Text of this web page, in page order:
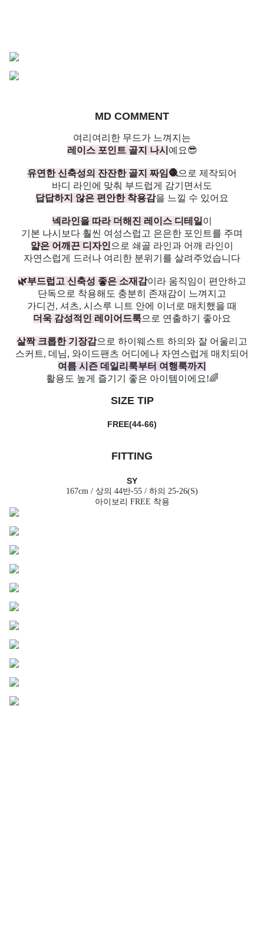
MD COMMENT
여리여리한 무드가 느껴지는
레이스 포인트 골지 나시 예요😎
유연한 신축성의 잔잔한 골지 짜임🧶으로 제작되어
바디 라인에 맞춰 부드럽게 감기면서도
답답하지 않은 편안한 착용감을 느낄 수 있어요
넥라인을 따라 더해진 레이스 디테일 이
기본 나시보다 훨씬 여성스럽고 은은한 포인트를 주며
얇은 어깨끈 디자인 으로 쇄골 라인과 어깨 라인이
자연스럽게 드러나 여리한 분위기를 살려주었습니다
🌿부드럽고 신축성 좋은 소재감이라 움직임이 편안하고
단독으로 착용해도 충분히 존재감이 느껴지고
가디건, 셔츠, 시스루 니트 안에 이너로 매치했을 때
더욱 감성적인 레이어드룩으로 연출하기 좋아요
살짝 크롭한 기장감으로 하이웨스트 하의와 잘 어울리고
스커트, 데님, 와이드팬츠 어디에나 자연스럽게 매치되어
여름 시즌 데일리룩부터 여행룩까지
활용도 높게 즐기기 좋은 아이템이에요!🌈
SIZE TIP
FREE(44-66)
FITTING
SY
167cm / 상의 44반-55 / 하의 25-26(S)
아이보리 FREE 착용